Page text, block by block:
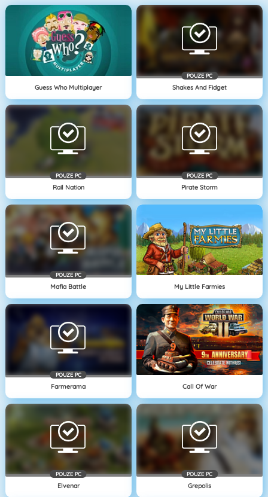
Guess Who Multiplayer
POUZE PC
Shakes And Fidget
POUZE PC
Rail Nation
POUZE PC
Pirate Storm
POUZE PC
Mafia Battle My Little Farmies
POUZE PC
Farmerama Call Of War
POUZE PC
Elvenar
POUZE PC
Grepolis